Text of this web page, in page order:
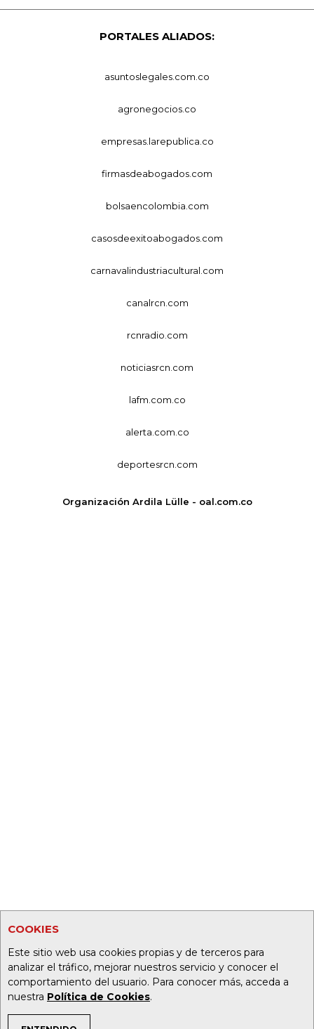
COOKIES
Este sitio web usa cookies propias y de terceros para
analizar el tráfico, mejorar nuestros servicio y conocer el
comportamiento del usuario. Para conocer más, acceda a
nuestra Política de Cookies.
PORTALES ALIADOS:
asuntoslegales.com.co
agronegocios.co
empresas.larepublica.co
firmasdeabogados.com
bolsaencolombia.com
casosdeexitoabogados.com
carnavalindustriacultural.com
canalrcn.com
rcnradio.com
noticiasrcn.com
lafm.com.co
alerta.com.co
deportesrcn.com
Organización Ardila Lülle - oal.com.co